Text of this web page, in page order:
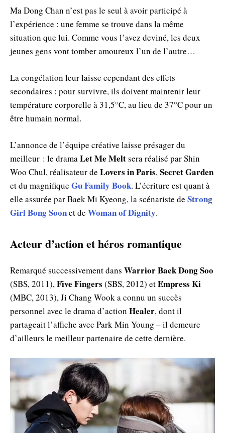
Ma Dong Chan n’est pas le seul à avoir participé à
l’expérience : une femme se trouve dans la même
situation que lui. Comme vous l’avez deviné, les deux
jeunes gens vont tomber amoureux l’un de l’autre…
La congélation leur laisse cependant des effets
secondaires : pour survivre, ils doivent maintenir leur
température corporelle à 31,5°C, au lieu de 37°C pour un
être humain normal.
L’annonce de l’équipe créative laisse présager du
meilleur : le dramaLet Me Meltsera réalisé par Shin
Woo Chul, réalisateur de Lovers in Paris,Secret Garden
et du magnifique Gu Family Book. L’écriture est quant à
elle assurée par Baek Mi Kyeong, la scénariste de Strong
Girl Bong Soonet de Woman of Dignity.
Acteur d’action et héros romantique
Remarqué successivement dans Warrior Baek Dong Soo
(SBS, 2011),Five Fingers (SBS, 2012) etEmpress Ki
(MBC, 2013), Ji Chang Wook a connu un succès
personnel avec le drama d’action Healer, dont il
partageait l’affiche avec Park Min Young – il demeure
d’ailleurs le meilleur partenaire de cette dernière.